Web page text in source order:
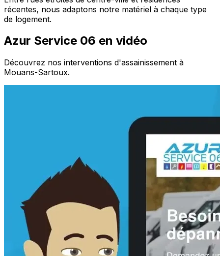
récentes, nous adaptons notre matériel à chaque type
de logement.
Azur Service 06 en vidéo
Découvrez nos interventions d'assainissement à
Mouans-Sartoux.